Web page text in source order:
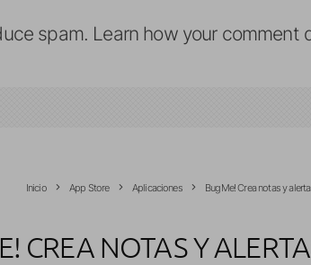
spam. Learn how your comment
Inicio App Store Aplicaciones BugMe! Crea notas y
CREA NOTAS Y